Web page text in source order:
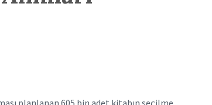
planlanan 605 bin adet kitabın seçilme